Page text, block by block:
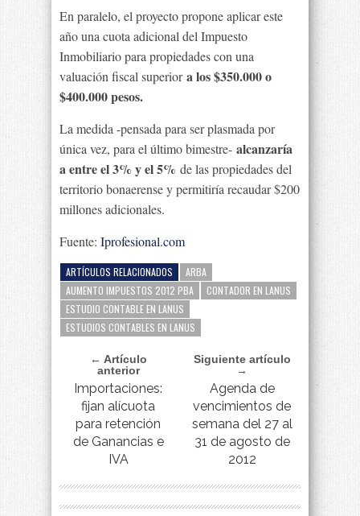
En paralelo, el proyecto propone aplicar este
año una cuota adicional del Impuesto
Inmobiliario para propiedades con una
valuación fiscal superiora los $350.000 o
$400.000 pesos.
La medida -pensada para ser plasmada por
única vez, para el último bimestre- alcanzaría
a entre el 3% y el 5% de las propiedades del
territorio bonaerense y permitiría recaudar $200
millones adicionales.
Fuente: Iprofesional.com
ARTÍCULOS RELACIONADOS
ARBA
AUMENTO IMPUESTOS 2012 PBA
CONTADOR EN LANUS
ESTUDIO CONTABLE EN LANUS
ESTUDIOS CONTABLES EN LANUS
← Artículo
anterior
Importaciones:
fijan alícuota
para retención
de Ganancias e
IVA
Siguiente artículo
→
Agenda de
vencimientos de
semana del 27 al
31 de agosto de
2012